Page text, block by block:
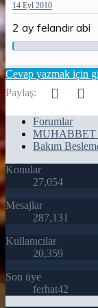
14 Eyl 2010
2 ay felandır abi
Cevap yazmak için
Paylaş:
Facebook
Forumlar
Bakım
Konular
27,054
Mesajlar
287,131
Kullanıcılar
20,359
Son üye
ferhat42